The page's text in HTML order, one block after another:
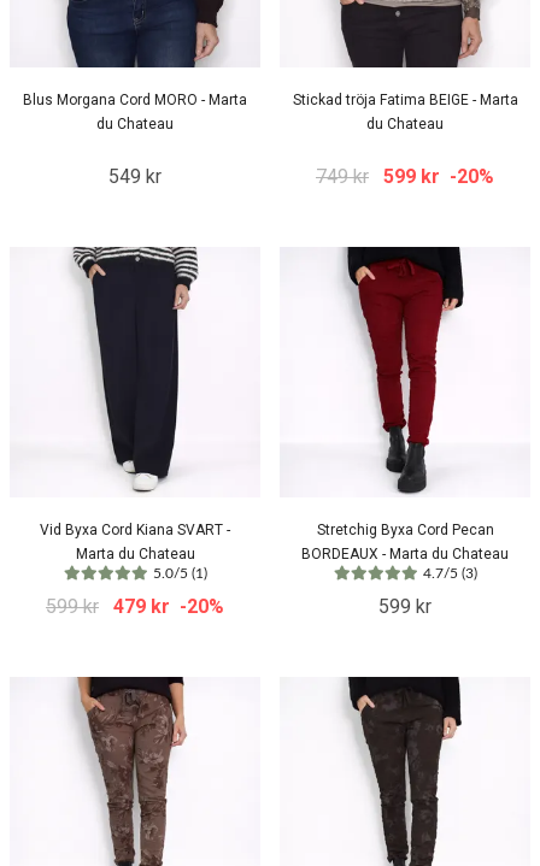
Blus Morgana Cord MORO - Marta
du Chateau
549 kr
Stickad tröja Fatima BEIGE - Marta
du Chateau
749 kr 599 kr -20%
Vid Byxa Cord Kiana SVART -
Marta du Chateau
5.0/5 (1)
599 kr 479 kr -20%
Stretchig Byxa Cord Pecan
BORDEAUX - Marta du Chateau
4.7/5 (3)
599 kr